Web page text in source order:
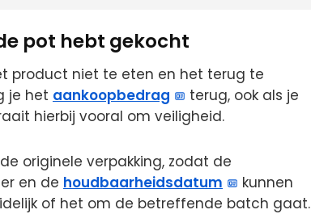
pot hebt gekocht
product niet te eten en het terug te
je het aankoopbedrag
terug, ook als je
hierbij vooral om veiligheid.
originele verpakking, zodat de
en de houdbaarheidsdatum
kunnen
of het om de betreffende batch gaat.